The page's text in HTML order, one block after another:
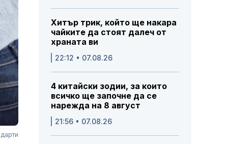
Хитър трик, който ще накара
чайките да стоят далеч от
храната ви
22:12 • 07.08.26
4 китайски зодии, за които
всичко ще започне да се
нарежда на 8 август
21:56 • 07.08.26